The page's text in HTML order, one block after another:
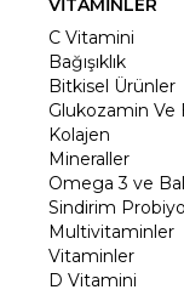
VİTAMİNLER
C Vitamini
Bağışıklık
Bitkisel Ürünler
Glukozamin Ve
Kolajen
Mineraller
Omega 3 ve
Sindirim
Multivitaminler
Vitaminler
D Vitamini